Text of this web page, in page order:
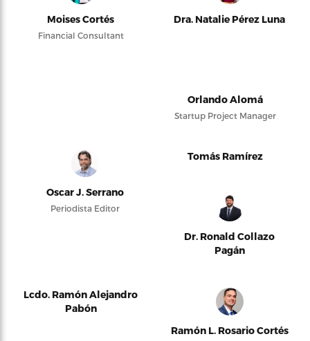
Moises Cortés
Financial Consultant
Dra. Natalie Pérez Luna
Orlando Alomá
Startup Project Manager
Oscar J. Serrano
Periodista Editor
Tomás Ramírez
Dr. Ronald Collazo
Pagán
Lcdo. Ramón Alejandro
Pabón
Ramón L. Rosario Cortés